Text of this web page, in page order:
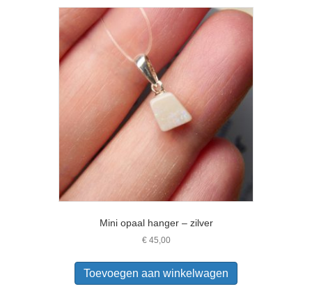
Mini opaal hanger – zilver
€45,00
Toevoegen aan winkelwagen